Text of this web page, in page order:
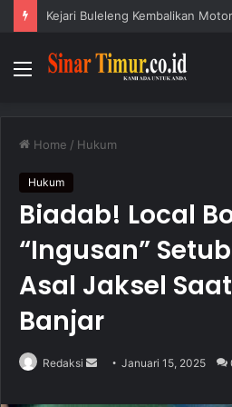
Kejari Buleleng Kembalikan
Menu
Home / Hukum
Hukum
Biadab! Local
“Ingusan”
Asal Jaksel
Banjar
Redaksi Januari 15, 2025